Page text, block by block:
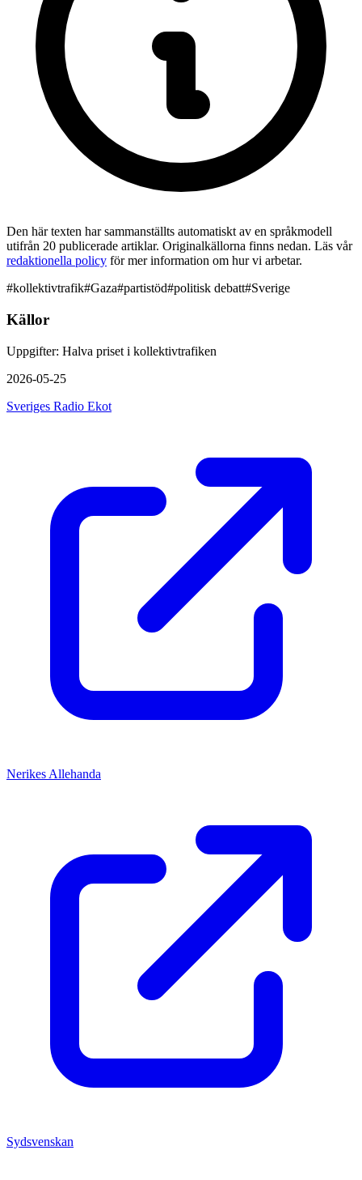
Den här texten har sammanställts automatiskt av en språkmodell
utifrån 20 publicerade artiklar. Originalkällorna finns nedan. Läs vår
redaktionella policy för mer information om hur vi arbetar.
#kollektivtrafik#Gaza#partistöd#politisk debatt#Sverige
Källor
Uppgifter: Halva priset i kollektivtrafiken
2026-05-25
Sveriges Radio Ekot
Nerikes Allehanda
Sydsvenskan